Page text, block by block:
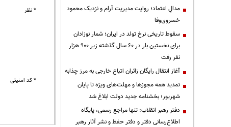
* نظر
* کد امنیتی
مدالِ اعتماد؛ روایت مدیریت آرام و نزدیک محمود
خسروی‌وفا
سقوط تاریخی نرخ تولد در ایران؛ شمار نوزادان
برای نخستین بار در ۶۰ سال گذشته زیر ۹۰۰ هزار
نفر رفت
آغاز انتقال رایگان زائران اتباع خارجی به مرز چذابه
تمدید همه مجوزها و مهلت‌های ویژه تا پایان
شهریور؛ بخشنامه جدید دولت ابلاغ شد
دفتر رهبر انقلاب: تنها مراجع رسمی، پایگاه
اطلاع‌رسانی دفتر و دفتر حفظ و نشر آثار رهبر